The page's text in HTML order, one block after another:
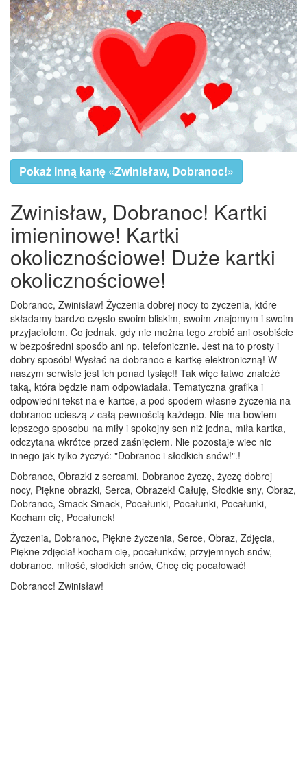
Pokaż inną kartę «Zwinisław, Dobranoc!»
Zwinisław, Dobranoc! Kartki
imieninowe! Kartki
okolicznościowe! Duże kartki
okolicznościowe!
Dobranoc, Zwinisław! Życzenia dobrej nocy to życzenia, które
składamy bardzo często swoim bliskim, swoim znajomym i swoim
przyjaciołom. Co jednak, gdy nie można tego zrobić ani osobiście
w bezpośredni sposób ani np. telefonicznie. Jest na to prosty i
dobry sposób! Wysłać na dobranoc e-kartkę elektroniczną! W
naszym serwisie jest ich ponad tysiąc!! Tak więc łatwo znaleźć
taką, która będzie nam odpowiadała. Tematyczna grafika i
odpowiedni tekst na e-kartce, a pod spodem własne życzenia na
dobranoc ucieszą z całą pewnością każdego. Nie ma bowiem
lepszego sposobu na miły i spokojny sen niż jedna, miła kartka,
odczytana wkrótce przed zaśnięciem. Nie pozostaje wiec nic
innego jak tylko życzyć: "Dobranoc i słodkich snów!".!
Dobranoc, Obrazki z sercami, Dobranoc życzę, życzę dobrej
nocy, Piękne obrazki, Serca, Obrazek! Całuję, Słodkie sny, Obraz,
Dobranoc, Smack-Smack, Pocałunki, Pocałunki, Pocałunki,
Kocham cię, Pocałunek!
Życzenia, Dobranoc, Piękne życzenia, Serce, Obraz, Zdjęcia,
Piękne zdjęcia! kocham cię, pocałunków, przyjemnych snów,
dobranoc, miłość, słodkich snów, Chcę cię pocałować!
Dobranoc! Zwinisław!